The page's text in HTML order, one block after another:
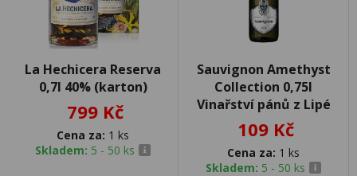
La Hechicera Reserva
0,7l 40% (karton)
799 Kč
Cena za: 1 ks
Skladem: 5 - 50 ks
Sauvignon Amethyst
Collection 0,75l
Vinařství pánů z Lipé
109 Kč
Cena za: 1 ks
Skladem: 5 - 50 ks